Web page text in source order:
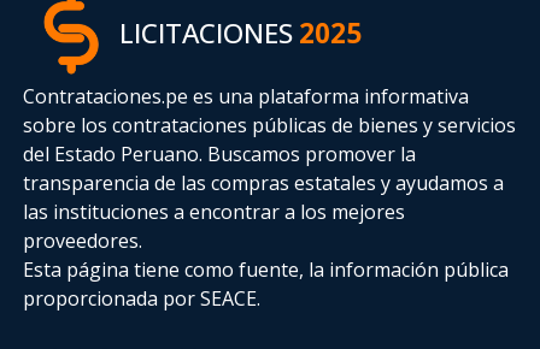
LICITACIONES2025
Contrataciones.pe es una plataforma informativa
sobre los contrataciones públicas de bienes y servicios
del Estado Peruano. Buscamos promover la
transparencia de las compras estatalesy ayudamos a
las instituciones a encontrar a los mejores
proveedores.
Esta página tiene como fuente, la información pública
proporcionada por SEACE.